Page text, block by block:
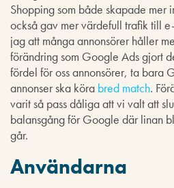
Shopping som både skapade mer
också gav mer värdefull trafik till
jag att många annonsörer håller
förändring som Google Ads gjort
fördel för oss annonsörer, ta bara
annonser ska köra bred match.
varit så pass dåliga att vi valt att
balansgång för Google där linan
går.
Användarna